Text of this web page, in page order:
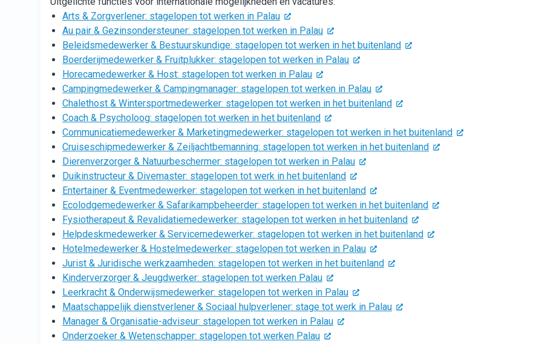
Arts & Zorgverlener: stagelopen tot werken in Palau
Au pair & Gezinsondersteuner: stagelopen tot werken in Palau
Beleidsmedewerker & Bestuurskundige: stagelopen tot werken in het buitenland
Boerderijmedewerker & Fruitplukker: stagelopen tot werken in Palau
Horecamedewerker & Host: stagelopen tot werken in Palau
Campingmedewerker & Campingmanager: stagelopen tot werken in Palau
Chalethost & Wintersportmedewerker: stagelopen tot werken in het buitenland
Coach & Psycholoog: stagelopen tot werken in het buitenland
Communicatiemedewerker & Marketingmedewerker: stagelopen tot werken in het buitenland
Cruiseschipmedewerker & Zeiljachtbemanning: stagelopen tot werken in het buitenland
Dierenverzorger & Natuurbeschermer: stagelopen tot werken in Palau
Duikinstructeur & Divemaster: stagelopen tot werk in het buitenland
Entertainer & Eventmedewerker: stagelopen tot werken in het buitenland
Ecolodgemedewerker & Safarikampbeheerder: stagelopen tot werken in het buitenland
Fysiotherapeut & Revalidatiemedewerker: stagelopen tot werken in het buitenland
Helpdeskmedewerker & Servicemedewerker: stagelopen tot werken in het buitenland
Hotelmedewerker & Hostelmedewerker: stagelopen tot werken in Palau
Jurist & Juridische werkzaamheden: stagelopen tot werken in het buitenland
Kinderverzorger & Jeugdwerker: stagelopen tot werken Palau
Leerkracht & Onderwijsmedewerker: stagelopen tot werken in Palau
Maatschappelijk dienstverlener & Sociaal hulpverlener: stage tot werk in Palau
Manager & Organisatie-adviseur: stagelopen tot werken in Palau
Onderzoeker & Wetenschapper: stagelopen tot werken Palau